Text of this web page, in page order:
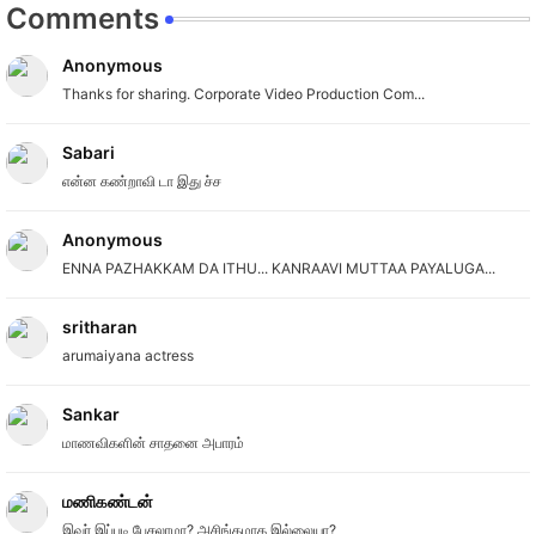
Comments
Anonymous
Thanks for sharing. Corporate Video Production Com...
Sabari
என்ன கண்றாவி டா இது ச்ச
Anonymous
ENNA PAZHAKKAM DA ITHU... KANRAAVI MUTTAA PAYALUGA...
sritharan
arumaiyana actress
Sankar
மாணவிகளின் சாதனை அபாரம்
மணிகண்டன்
இவர் இப்படி பேசலாமா? அசிங்கமாக இல்லையா?